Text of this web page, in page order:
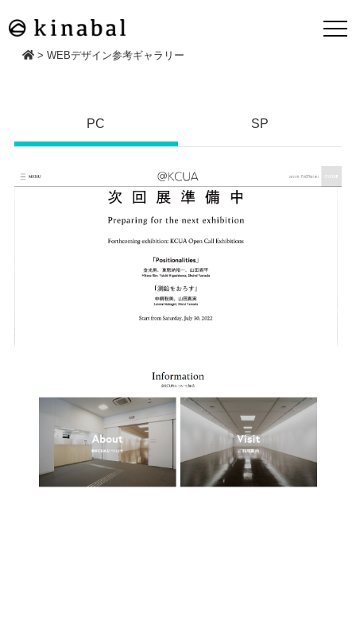
> WEBデザイン参考ギャラリー
PC SP